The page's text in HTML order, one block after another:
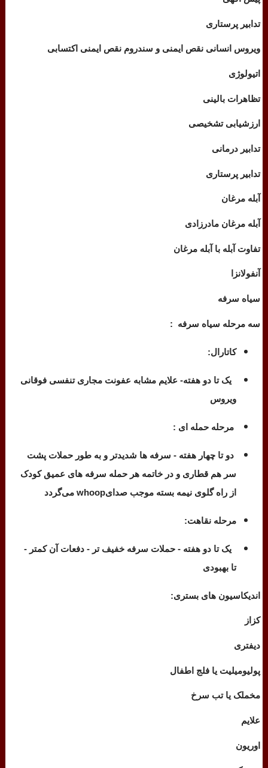
تدابیر پرستاری
ویروس انسانی نقص ایمنی و سندروم نقص ایمنی اکتسابی
اتیولوژی
تظاهرات بالینی
ارزشیابی تشخیصی
تدابیر درمانی
تدابیر پرستاری
آبله مرغان
آبله مرغان مادرزادی
تفاوت آبله با آبله مرغان
آنفولانزا
سیاه سرفه
سه مرحله سیاه سرفه :
کاتارال:
یک تا دو هفته- علایم مشابه عفونت مجاری تنفسی فوقانی
ویروس
مرحله حمله ای :
دو تا چهار هفته - سرفه ها شدیدتر و به طور حملات پشت
سر هم قطاری و در خاتمه هر حمله سرفه های عمیق کودک
از راه گلوی نیمه بسته موجب صدایwhoop می‌گردد
مرحله نقاهت:
یک تا دو هفته - حملات سرفه خفیف تر - دفعات آن کمتر -
تا بهبودی
اندیکاسیون های بستری:
کزاز
دیفتری
پولیومیلیت یا فلج اطفال
مخملک یا تب سرخ
علایم
اوریون